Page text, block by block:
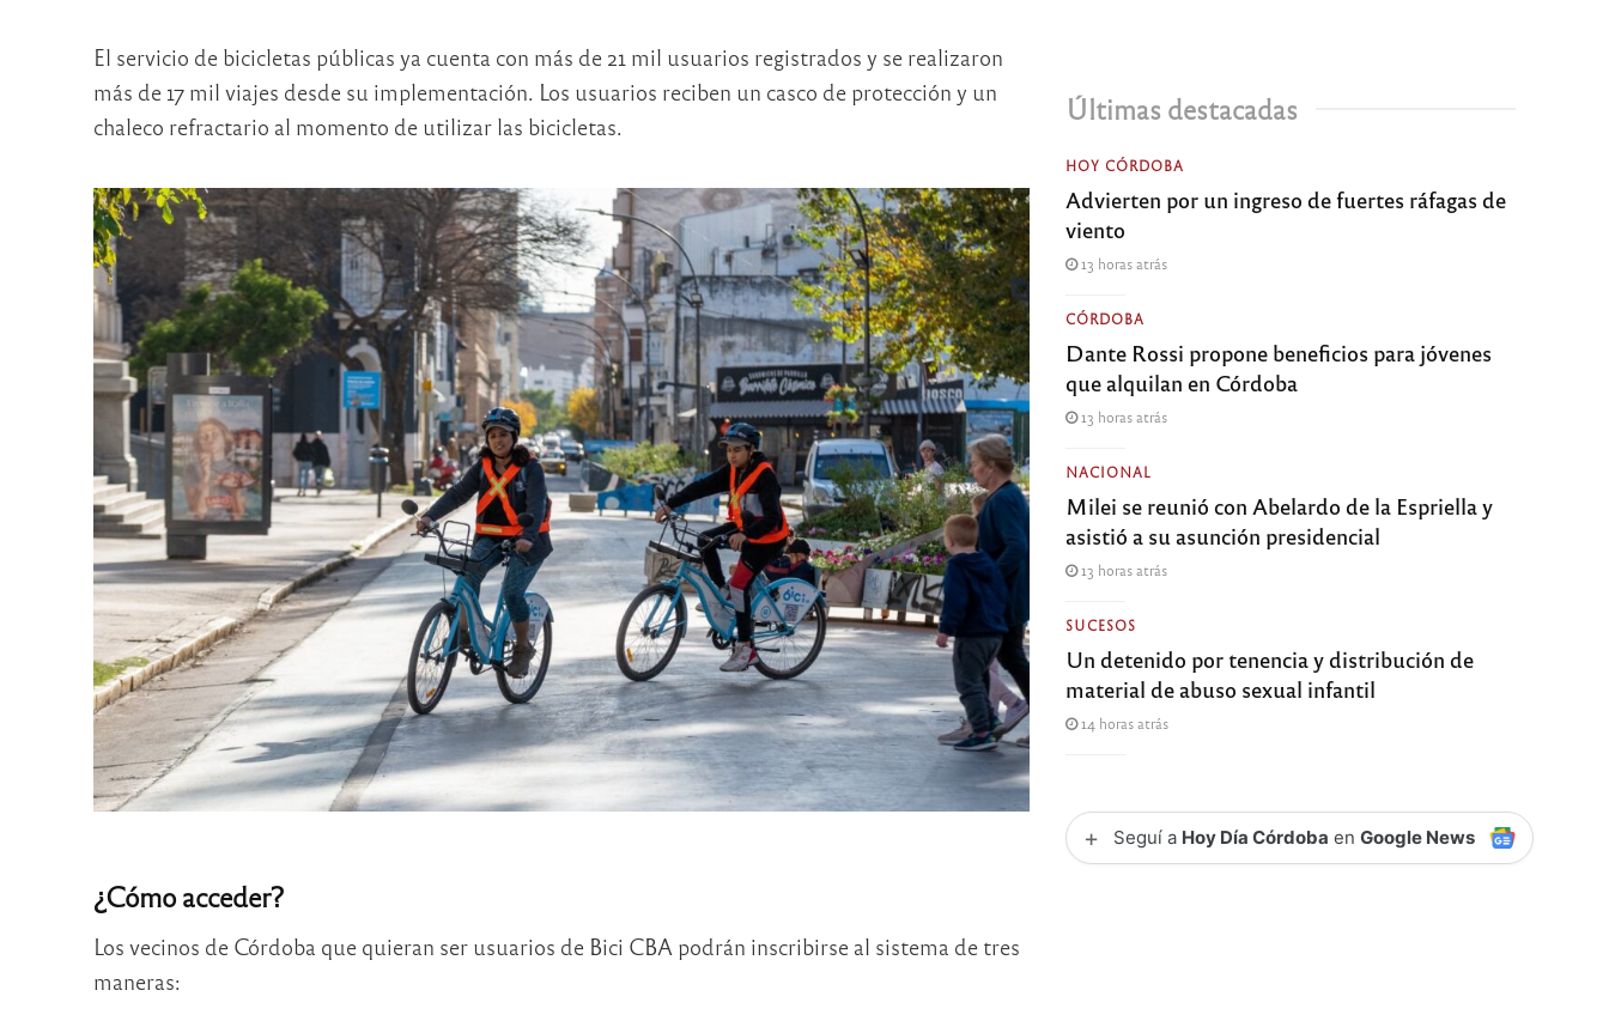
El servicio de bicicletas públicas ya cuenta con más de 21 mil usuarios registrados y se realizaron
más de 17 mil viajes desde su implementación. Los usuarios reciben un casco de protección y un
chaleco refractario al momento de utilizar las bicicletas.
¿Cómo acceder?
Los vecinos de Córdoba que quieran ser usuarios de Bici CBA podrán inscribirse al sistema de tres
maneras:
Últimas destacadas
HOY CÓRDOBA
Advierten por un ingreso de fuertes ráfagas de
viento
13 horas atrás
CÓRDOBA
Dante Rossi propone beneficios para jóvenes
que alquilan en Córdoba
13 horas atrás
NACIONAL
Milei se reunió con Abelardo de la Espriella y
asistió a su asunción presidencial
13 horas atrás
SUCESOS
Un detenido por tenencia y distribución de
material de abuso sexual infantil
14 horas atrás
+ Seguí a Hoy Día Córdoba enGoogle News